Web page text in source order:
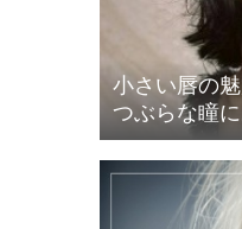
小さい唇の
つぶらな瞳